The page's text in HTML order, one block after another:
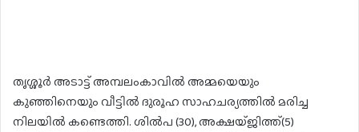
തൃശ്ശൂർ അടാട്ട് അമ്പലംകാവില്‍ അമ്മയെയും
കുഞ്ഞിനെയും വീട്ടില്‍ ദുരൂഹ സാഹചര്യത്തില്‍ മരിച്ച
നിലയില്‍ കണ്ടെത്തി. ശില്‍പ (30), അക്ഷയ്ജിത്ത്(5)